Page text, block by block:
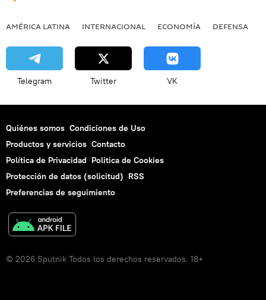
AMÉRICA LATINA INTERNACIONAL ECONOMÍA DEFENSA
Telegram Twitter VK
Quiénes somos Condiciones de Uso
Productos y servicios Contacto
Política de Privacidad Politica de Cookies
Protección de datos (solicitud) RSS
Preferencias de seguimiento
© 2026 Sputnik Todos los derechos reservados. 18+